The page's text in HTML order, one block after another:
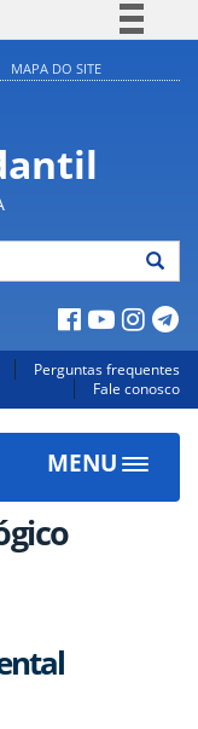
à informação
Legislação
Canais
MAPA DO SITE
Perguntas frequentes
Fale conosco
MENU
Toggle